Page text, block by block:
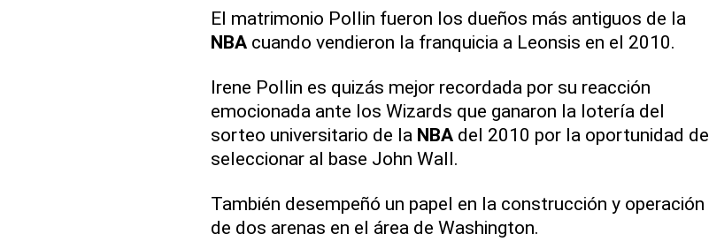
El matrimonio Pollin fueron los dueños más antiguos de la
NBAcuando vendieron la franquicia a Leonsis en el 2010.
Irene Pollin es quizás mejor recordada por su reacción
emocionada ante los Wizards que ganaron la lotería del
sorteo universitario de la NBAdel 2010 por la oportunidad de
seleccionar al base John Wall.
También desempeñó un papel en la construcción y operación
de dos arenas en el área de Washington.